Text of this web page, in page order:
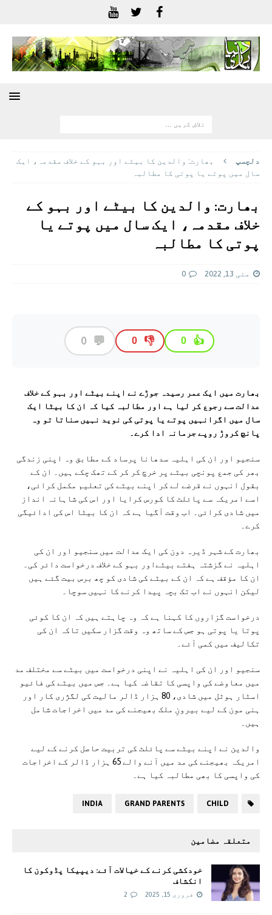
دلچسپ
بھارت: والدین کا بیٹے اور بہو کے خلاف مقدمہ، ایک
سال میں پوتے یا پوتی کا مطالبہ
بھارت: والدین کا بیٹے اور بہو کے
خلاف مقدمہ، ایک سال میں پوتے یا
پوتی کا مطالبہ
مئی 13, 2022 0
👍
0
👎
0
💬
0
بھارت میں ایک عمر رسیدہ جوڑے نے اپنے بیٹے اور بہو کے خلاف
عدالت سے رجوع کر لیا ہے اور مطالبہ کیا کہ ان کا بیٹا ایک
سال میں اگرانہیں پوتے یا پوتی کی نوید نہیں سناتا تو وہ
پانچ کروڑ روپے جرمانہ ادا کرے۔
سنجیو اور ان کی اہلیہ سدھانا پرساد کے مطابق وہ اپنی زندگی
بھر کی جمع پونچی بیٹے پر خرچ کر کر کے تھک چکے ہیں۔ ان کے
بقول انہوں نے قرضے لے کر اپنے بیٹے کی تعلیم مکمل کرائی،
اسے امریکہ سے پائلٹ کا کورس کرایا اور اس کی شاہانہ انداز
میں شادی کرائی۔ اب وقت آگیا ہے کہ ان کا بیٹا اس کی ادائیگی
کرے۔
بھارت کے شہر ڈیرہ دون کی ایک عدالت میں سنجیو اور ان کی
اہلیہ نے گزشتہ ہفتے بیٹےاور بہو کے خلاف درخواست دائر کی۔
ان کا مؤقف ہے کہ ان کے بیٹے کی شادی کو چھ برس بیت گئے ہیں
لیکن انہوں نے اب تک بچہ پیدا کرنے کا نہیں سوچا۔
درخواست گزاروں کا کہنا ہے کہ وہ چاہتے ہیں کہ ان کا کوئی
پوتا یا پوتی ہو جس کے ساتھ وہ وقت گزار سکیں تاکہ ان کی
تکالیف میں کمی آئے۔
سنجیو اور ان کی اہلیہ نے اپنی درخواست میں بیٹے سے مختلف مد
میں معاوضے کی واپسی کا تقاضہ کیا ہے۔ جس میں بیٹے کی فائیو
اسٹار ہوٹل میں شادی، 80 ہزار ڈالر مالیت کی لگژری کار اور
ہنی مون کے لیے بیرونِ ملک بھیجنے کی مد میں اخراجات شامل
ہیں۔
والدین نے اپنے بیٹے سے پائلٹ کی تربیت حاصل کرنے کے لیے
امریکہ بھیجنے کی مد میں آنے والے 65 ہزار ڈالر کے اخراجات
کی واپسی کا بھی مطالبہ کیا ہے۔
CHILD
GRAND PARENTS
INDIA
متعلقہ مضامین
خودکشی کرنے کے خیالات آئے: دیپیکا پڈوکون کا
انکشاف
فروری 15, 2025 2